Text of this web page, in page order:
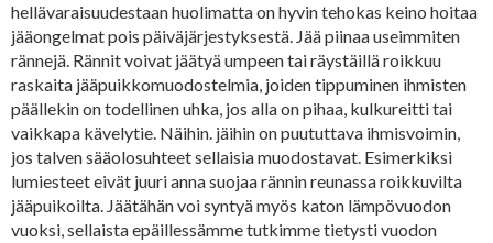
hellävaraisuudestaan huolimatta on hyvin tehokas keino hoitaa
jääongelmat pois päiväjärjestyksestä. Jää piinaa useimmiten
rännejä. Rännit voivat jäätyä umpeen tai räystäillä roikkuu
raskaita jääpuikkomuodostelmia, joiden tippuminen ihmisten
päällekin on todellinen uhka, jos alla on pihaa, kulkureitti tai
vaikkapa kävelytie. Näihin. jäihin on puututtava ihmisvoimin,
jos talven sääolosuhteet sellaisia muodostavat. Esimerkiksi
lumiesteet eivät juuri anna suojaa rännin reunassa roikkuvilta
jääpuikoilta. Jäätähän voi syntyä myös katon lämpövuodon
vuoksi, sellaista epäillessämme tutkimme tietysti vuodon